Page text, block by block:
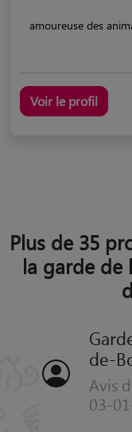
amoureuse des
Voir le profil
Plus de 35
la garde de
de-
Avis
03-